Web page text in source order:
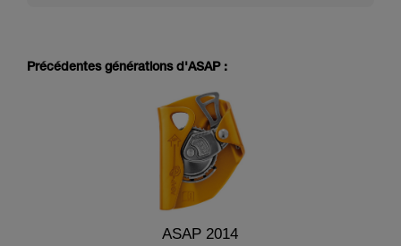
Précédentes générations d'ASAP :
ASAP 2014